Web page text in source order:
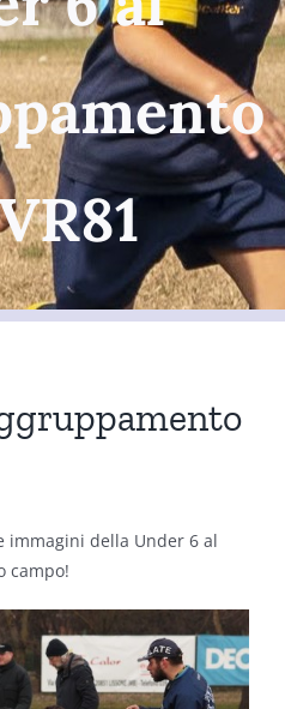
immagini della Under 6 al
campo!